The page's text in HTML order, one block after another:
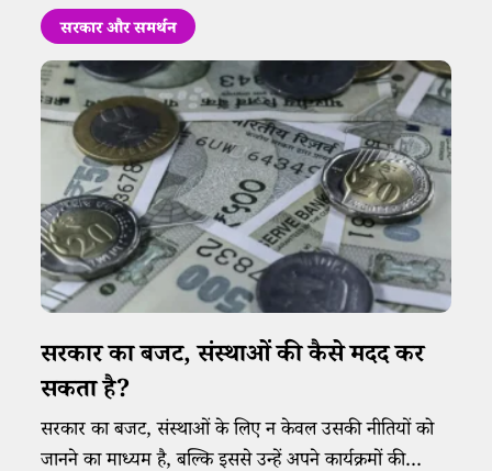
सरकार और समर्थन
सरकार का बजट, संस्थाओं की कैसे मदद कर
सकता है?
सरकार का बजट, संस्थाओं के लिए न केवल उसकी नीतियों को
जानने का माध्यम है, बल्कि इससे उन्हें अपने कार्यक्रमों की